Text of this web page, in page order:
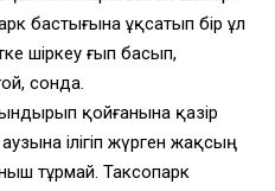
бастығына ұқсатып бiр ұл
шiркеу ғып басып,
сонда.
қойғанына қазiр
iлiгiп жүрген жақсың
тұрмай. Таксопарк